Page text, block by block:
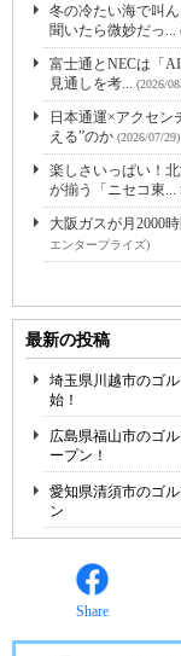
冬の冷たい海で叫
聞いたら微妙だっ...
富士通とNECは「
見通しを考...
(2026/
日本通運×アクセン
える”のか (2026/07/29)
楽しさいっぱい！
が揃う「ニセコ東...
大阪ガスが月2000
エンタープライズ)
最新の投稿
埼玉県川越市のゴ
始！
広島県福山市のゴ
ープン！
愛知県清須市のゴ
ン
Share